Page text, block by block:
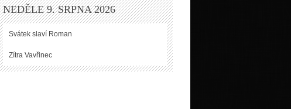
NEDĚLE 9. SRPNA 2026
Svátek slaví Roman
Zítra Vavřinec